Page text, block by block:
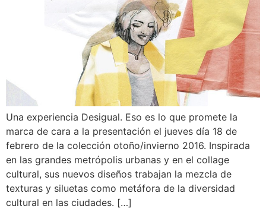
Una experiencia Desigual. Eso es lo que promete la
marca de cara a la presentación el jueves día 18 de
febrero de la colección otoño/invierno 2016. Inspirada
en las grandes metrópolis urbanas y en el collage
cultural, sus nuevos diseños trabajan la mezcla de
texturas y siluetas como metáfora de la diversidad
cultural en las ciudades. […]